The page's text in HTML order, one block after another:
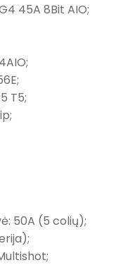
45A 8Bit AIO;
T5;
50A (5 colių);